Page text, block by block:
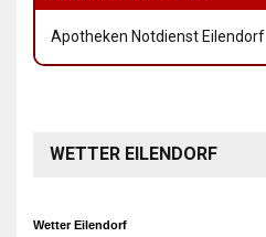
Apotheken Notdienst Eilendorf
WETTER EILENDORF
Wetter Eilendorf